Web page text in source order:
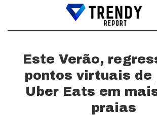
Este Verão,
pontos virtuais de
Uber Eats em
praias